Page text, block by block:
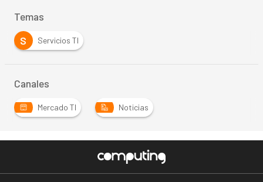
Temas
S
Servicios TI
Canales
Mercado TI Noticias